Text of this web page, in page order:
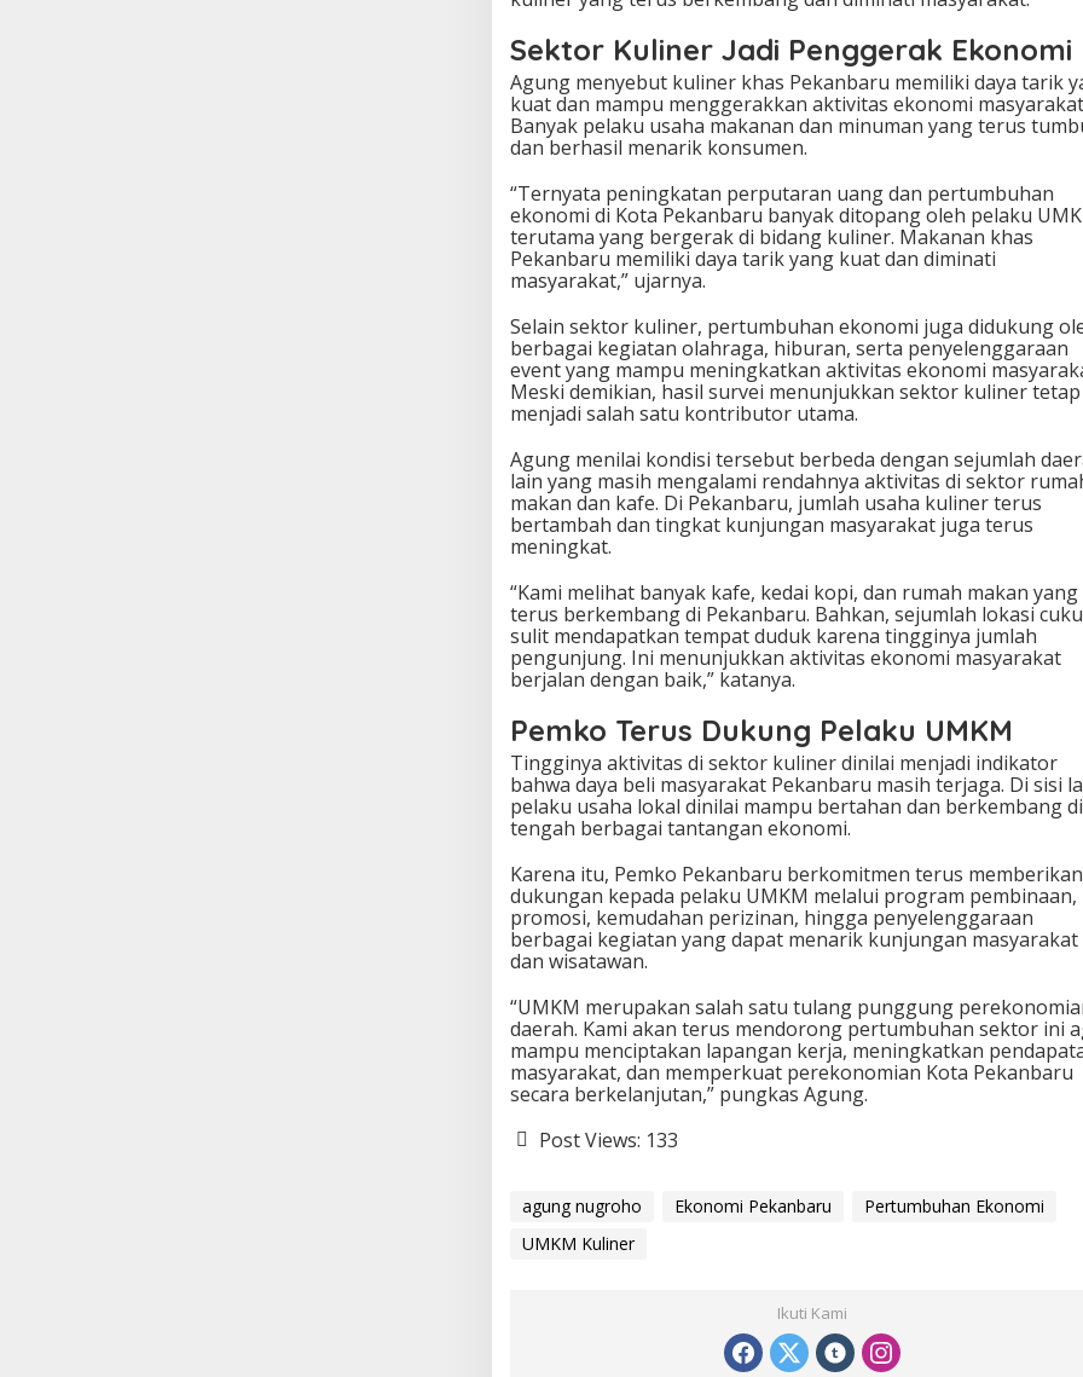
Sektor Kuliner Jadi Penggerak Ekonomi
Agung menyebut kuliner khas Pekanbaru memiliki daya tarik
kuat dan mampu menggerakkan aktivitas ekonomi
Banyak pelaku usaha makanan dan minuman yang terus
dan berhasil menarik konsumen.
“Ternyata peningkatan perputaran uang dan pertumbuhan
ekonomi di Kota Pekanbaru banyak ditopang oleh pelaku
terutama yang bergerak di bidang kuliner. Makanan khas
Pekanbaru memiliki daya tarik yang kuat dan diminati
masyarakat,” ujarnya.
Selain sektor kuliner, pertumbuhan ekonomi juga didukung
berbagai kegiatan olahraga, hiburan, serta penyelenggaraan
event yang mampu meningkatkan aktivitas ekonomi
Meski demikian, hasil survei menunjukkan sektor kuliner tetap
menjadi salah satu kontributor utama.
Agung menilai kondisi tersebut berbeda dengan sejumlah
lain yang masih mengalami rendahnya aktivitas di sektor
makan dan kafe. Di Pekanbaru, jumlah usaha kuliner terus
bertambah dan tingkat kunjungan masyarakat juga terus
meningkat.
“Kami melihat banyak kafe, kedai kopi, dan rumah makan yang
terus berkembang di Pekanbaru. Bahkan, sejumlah lokasi
sulit mendapatkan tempat duduk karena tingginya jumlah
pengunjung. Ini menunjukkan aktivitas ekonomi masyarakat
berjalan dengan baik,” katanya.
Pemko Terus Dukung Pelaku UMKM
Tingginya aktivitas di sektor kuliner dinilai menjadi indikator
bahwa daya beli masyarakat Pekanbaru masih terjaga. Di sisi
pelaku usaha lokal dinilai mampu bertahan dan berkembang di
tengah berbagai tantangan ekonomi.
Karena itu, Pemko Pekanbaru berkomitmen terus memberikan
dukungan kepada pelaku UMKM melalui program pembinaan,
promosi, kemudahan perizinan, hingga penyelenggaraan
berbagai kegiatan yang dapat menarik kunjungan masyarakat
dan wisatawan.
“UMKM merupakan salah satu tulang punggung
daerah. Kami akan terus mendorong pertumbuhan sektor ini
mampu menciptakan lapangan kerja, meningkatkan
masyarakat, dan memperkuat perekonomian Kota Pekanbaru
secara berkelanjutan,” pungkas Agung.
Post Views: 133
agung nugroho Ekonomi Pekanbaru
Pertumbuhan Ekonomi
UMKM Kuliner
Ikuti Kami